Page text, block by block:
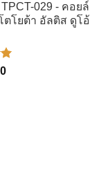
029 - คอยล์
ตโยต้า อัลติส ดูโอ้